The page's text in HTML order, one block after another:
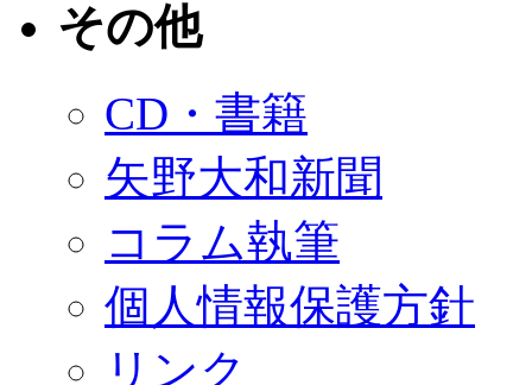
その他
CD・書籍
矢野大和新聞
コラム執筆
個人情報保護方針
リンク